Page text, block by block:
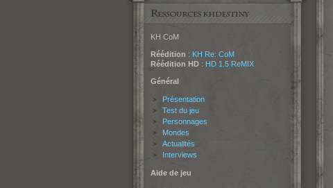
KH CoM
Réédition : KH Re: CoM
Réédition HD: HD 1.5 ReMIX
Général
Présentation
Test du jeu
Personnages
Mondes
Actualités
Interviews
Aide de jeu